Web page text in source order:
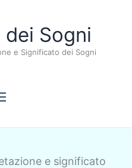
dei Sogni
e Significato dei Sogni
e significato